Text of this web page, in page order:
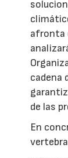
afronta
cadena
de las
En